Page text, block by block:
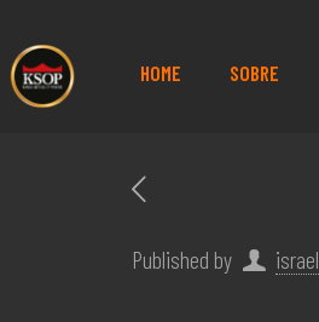
HOME SOBRE
Published by israel